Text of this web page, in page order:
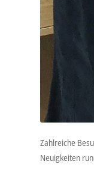
Zahlreiche
Neuigkeiten